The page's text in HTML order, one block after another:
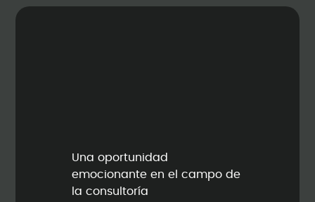
Una oportunidad
emocionante en el campo de
la consultoría